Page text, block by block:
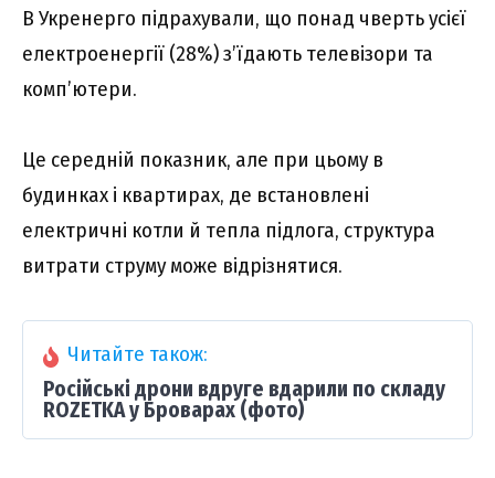
В Укренерго підрахували, що понад чверть усієї
електроенергії (28%) з’їдають телевізори та
комп’ютери.
Це середній показник, але при цьому в
будинках і квартирах, де встановлені
електричні котли й тепла підлога, структура
витрати струму може відрізнятися.
Читайте також:
Російські дрони вдруге вдарили по складу
ROZETKA у Броварах (фото)